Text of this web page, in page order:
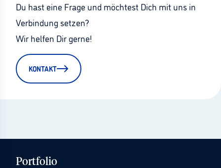
Du hast eine Frage und möchtest Dich mit uns in
Verbindung setzen?
Wir helfen Dir gerne!
KONTAKT
Portfolio